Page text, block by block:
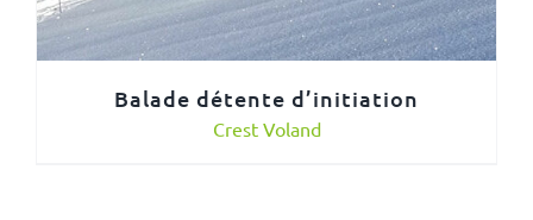
Balade détente d’initiation
Crest Voland